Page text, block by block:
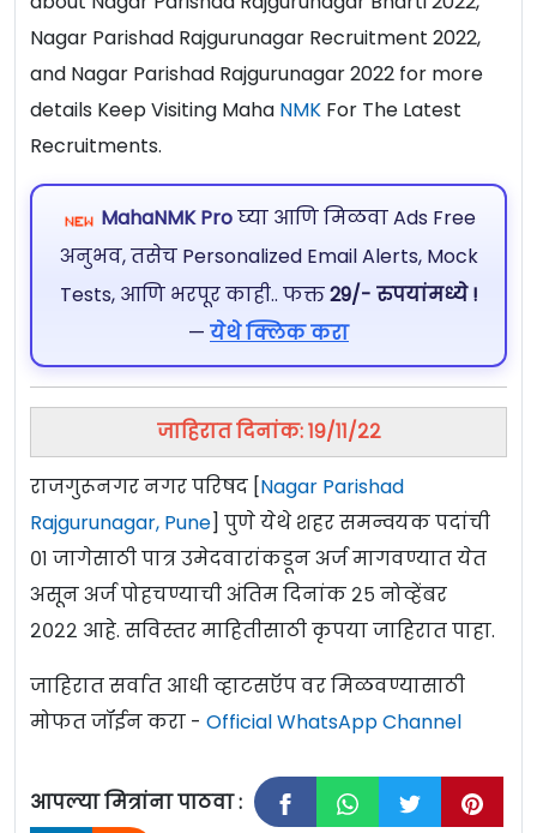
Nagar Parishad Rajgurunagar Recruitment 2022,
and Nagar Parishad Rajgurunagar 2022 for more
details Keep Visiting Maha NMK For The Latest
Recruitments.
MahaNMK Proघ्या आणि मिळवा Ads Free
अनुभव, तसेच Personalized Email Alerts, Mock
Tests, आणि भरपूर काही.. फक्त29/- रुपयांमध्ये !
— येथे क्लिक करा
जाहिरात दिनांक: १९/११/२२
राजगुरूनगर नगर परिषद [Nagar Parishad
Rajgurunagar, Pune] पुणे येथे शहर समन्वयक पदांची
०१ जागेसाठी पात्र उमेदवारांकडून अर्ज मागवण्यात येत
असून अर्ज पोहचण्याची अंतिम दिनांक २५ नोव्हेंबर
२०२२ आहे. सविस्तर माहितीसाठी कृपया जाहिरात पाहा.
जाहिरात सर्वात आधी व्हाटसऍप वर मिळवण्यासाठी
मोफत जॉईन करा - Official WhatsApp Channel
आपल्या मित्रांना पाठवा :